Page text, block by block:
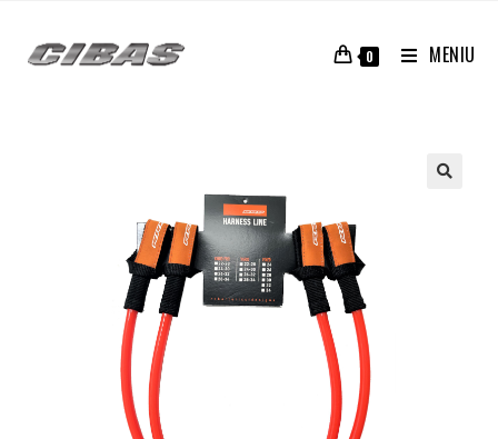
0 MENIU